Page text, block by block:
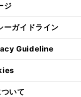
ジ
ーガイドライン
Guideline
いて